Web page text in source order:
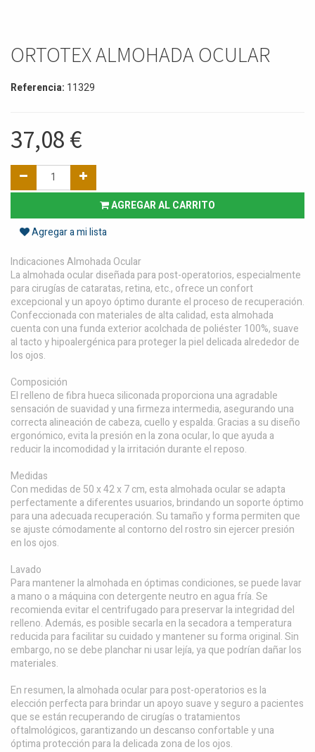
ORTOTEX ALMOHADA OCULAR
Referencia: 11329
37,08 €
AGREGAR AL CARRITO
Agregar a mi lista
Indicaciones Almohada Ocular
La almohada ocular diseñada para post-operatorios, especialmente
para cirugías de cataratas, retina, etc., ofrece un confort
excepcional y un apoyo óptimo durante el proceso de recuperación.
Confeccionada con materiales de alta calidad, esta almohada
cuenta con una funda exterior acolchada de poliéster 100%, suave
al tacto y hipoalergénica para proteger la piel delicada alrededor de
los ojos.
Composición
El relleno de fibra hueca siliconada proporciona una agradable
sensación de suavidad y una firmeza intermedia, asegurando una
correcta alineación de cabeza, cuello y espalda. Gracias a su diseño
ergonómico, evita la presión en la zona ocular, lo que ayuda a
reducir la incomodidad y la irritación durante el reposo.
Medidas
Con medidas de 50 x 42 x 7 cm, esta almohada ocular se adapta
perfectamente a diferentes usuarios, brindando un soporte óptimo
para una adecuada recuperación. Su tamaño y forma permiten que
se ajuste cómodamente al contorno del rostro sin ejercer presión
en los ojos.
Lavado
Para mantener la almohada en óptimas condiciones, se puede lavar
a mano o a máquina con detergente neutro en agua fría. Se
recomienda evitar el centrifugado para preservar la integridad del
relleno. Además, es posible secarla en la secadora a temperatura
reducida para facilitar su cuidado y mantener su forma original. Sin
embargo, no se debe planchar ni usar lejía, ya que podrían dañar los
materiales.
En resumen, la almohada ocular para post-operatorios es la
elección perfecta para brindar un apoyo suave y seguro a pacientes
que se están recuperando de cirugías o tratamientos
oftalmológicos, garantizando un descanso confortable y una
óptima protección para la delicada zona de los ojos.